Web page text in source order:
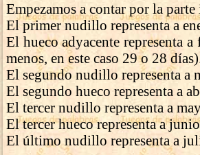
Empezamos a contar por la parte
El primer nudillo representa a
El hueco adyacente representa
menos, en este caso 29 o 28
El segundo nudillo representa a
El segundo hueco representa a
El tercer nudillo representa a
El tercer hueco representa a
El último nudillo representa a